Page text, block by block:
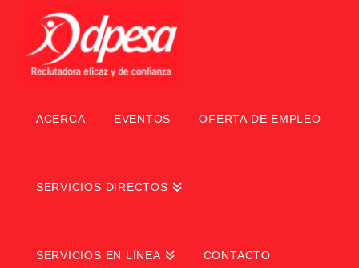
ACERCA EVENTOS OFERTA DE EMPLEO
SERVICIOS DIRECTOS
SERVICIOS EN LÍNEA CONTACTO